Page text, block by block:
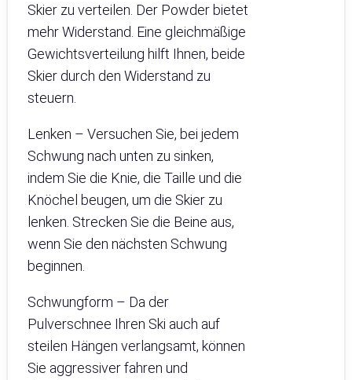
Skier zu verteilen. Der Powder bietet
mehr Widerstand. Eine gleichmäßige
Gewichtsverteilung hilft Ihnen, beide
Skier durch den Widerstand zu
steuern.
Lenken – Versuchen Sie, bei jedem
Schwung nach unten zu sinken,
indem Sie die Knie, die Taille und die
Knöchel beugen, um die Skier zu
lenken. Strecken Sie die Beine aus,
wenn Sie den nächsten Schwung
beginnen.
Schwungform – Da der
Pulverschnee Ihren Ski auch auf
steilen Hängen verlangsamt, können
Sie aggressiver fahren und